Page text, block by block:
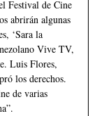
Festival de Cine
abrirán algunas
‘Sara la
Vive TV,
Luis Flores,
los derechos.
de varias